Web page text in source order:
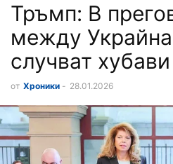
Тръмп: В
между
случват
от Хроники - 28.01.2026